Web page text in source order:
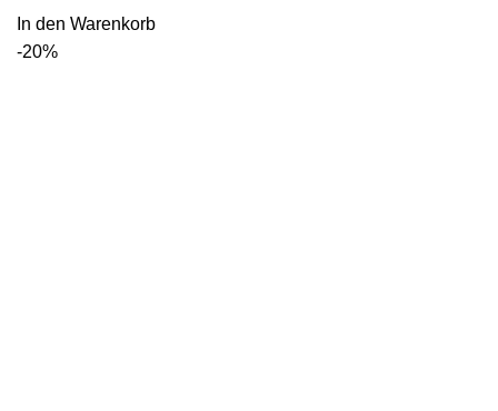
In den Warenkorb
-20%